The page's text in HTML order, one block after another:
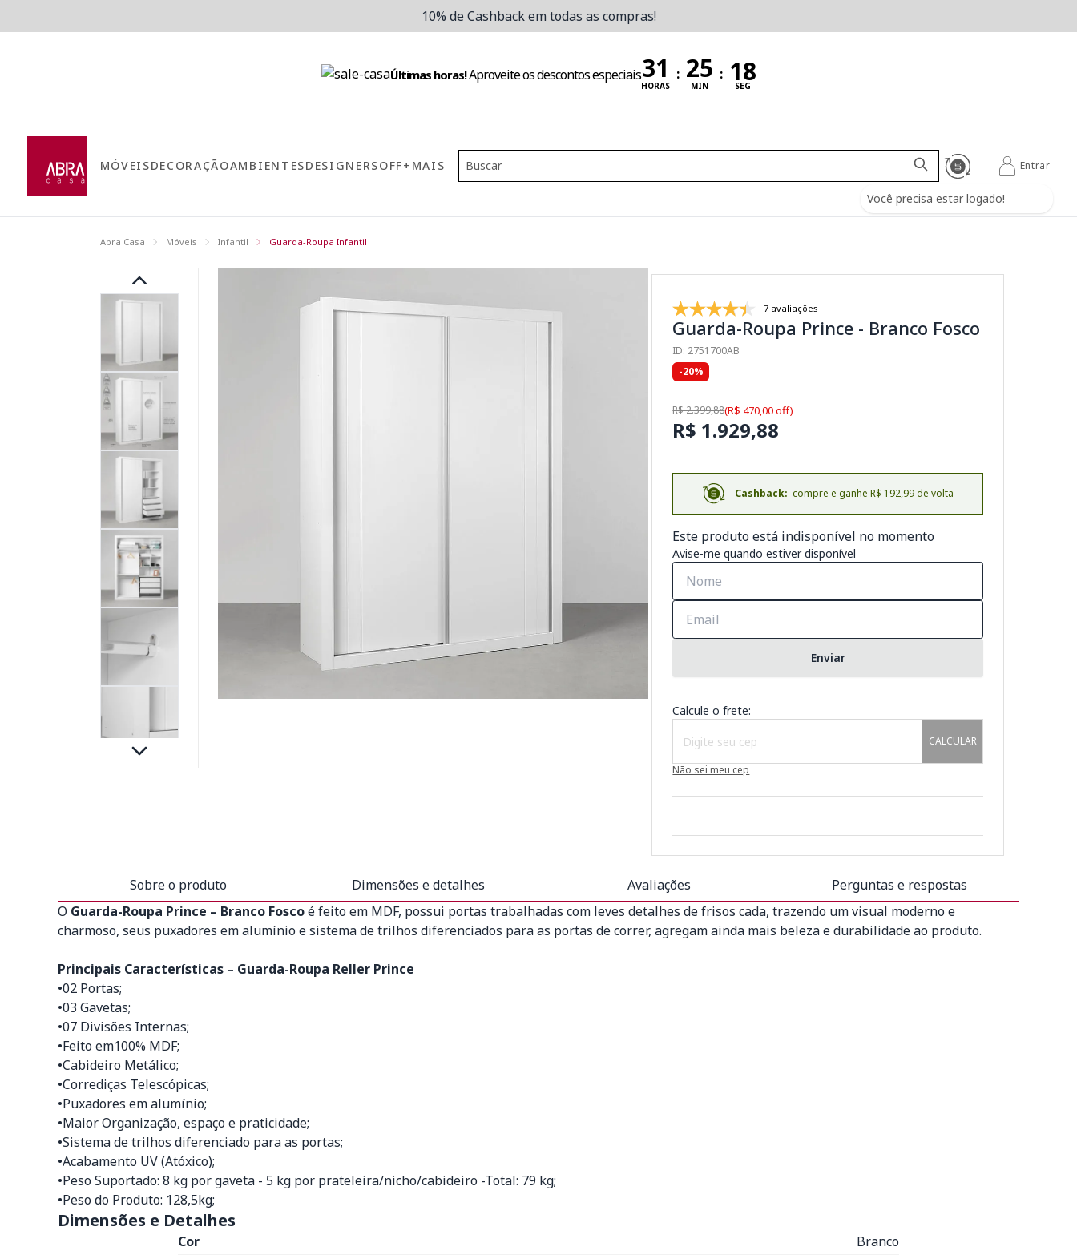
10% de Cashback em todas as compras!
Últimas horas!Aproveite os descontos especiais
HORAS
:
MIN
:
SEG
MÓVEISDECORAÇÃOAMBIENTESDESIGNERSOFF+MAIS
Você precisa estar logado!
Entrar
Abra Casa Móveis Infantil Guarda-Roupa Infantil
7 avaliações
Guarda-Roupa Prince - Branco Fosco
ID: 2751700AB
-20%
R$ 2.399,88(R$ 470,00 off)
R$ 1.929,88
Cashback: compre e ganhe R$ 192,99 de volta
Este produto está indisponível no momento
Avise-me quando estiver disponível
Enviar
Calcule o frete:
CALCULAR
Não sei meu cep
Sobre o produto Dimensões e detalhes Avaliações
Perguntas e respostas
O Guarda-Roupa Prince – Branco Foscoé feito em MDF, possui portas trabalhadas com leves detalhes de frisos cada, trazendo um visual moderno e
charmoso, seus puxadores em alumínio e sistema de trilhos diferenciados para as portas de correr, agregam ainda mais beleza e durabilidade ao produto.
Principais Características – Guarda-Roupa Reller Prince
•02 Portas;
•03 Gavetas;
•07 Divisões Internas;
•Feito em100% MDF;
•Cabideiro Metálico;
•Corrediças Telescópicas;
•Puxadores em alumínio;
•Maior Organização, espaço e praticidade;
•Sistema de trilhos diferenciado para as portas;
•Acabamento UV (Atóxico);
•Peso Suportado: 8 kg por gaveta - 5 kg por prateleira/nicho/cabideiro -Total: 79 kg;
•Peso do Produto: 128,5kg;
Dimensões e Detalhes
Cor
Branco